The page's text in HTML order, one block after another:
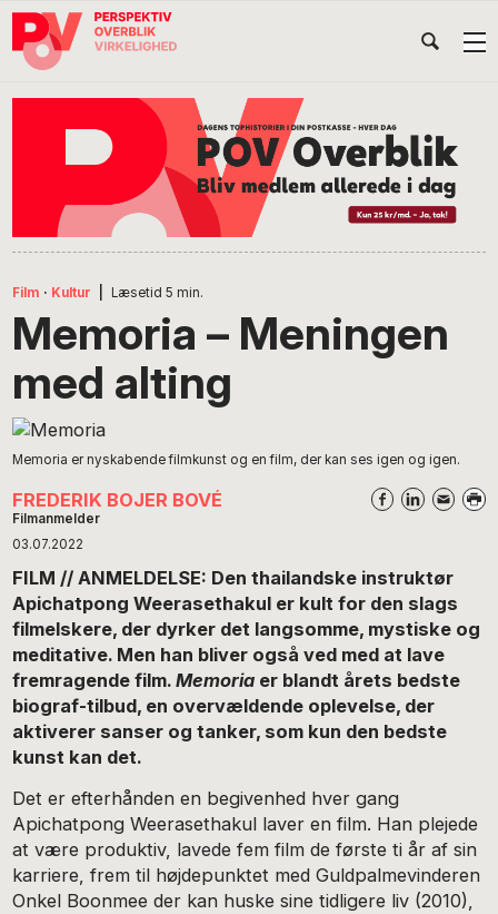
Gå
direkte
Skip
indhold
Gå
direkte
Film · Kultur Læsetid 5 min.
Memoria – Meningen
med alting
Memoria er nyskabende filmkunst og en film, der kan ses igen og igen.
FREDERIK BOJER BOVÉ
Filmanmelder
03.07.2022
FILM // ANMELDELSE: Den thailandske instruktør
Apichatpong Weerasethakul er kult for den slags
filmelskere, der dyrker det langsomme, mystiske og
meditative. Men han bliver også ved med at lave
fremragende film.Memoria er blandt årets bedste
biograf-tilbud, en overvældende oplevelse, der
aktiverer sanser og tanker, som kun den bedste
kunst kan det.
Det er efterhånden en begivenhed hver gang
Apichatpong Weerasethakul laver en film. Han plejede
at være produktiv, lavede fem film de første ti år af sin
karriere, frem til højdepunktet med Guldpalmevinderen
Onkel Boonmee der kan huske sine tidligere liv (2010),